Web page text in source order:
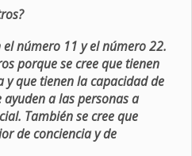
número 11 y el número 22.
porque se cree que tienen
que tienen la capacidad de
a las personas a
También se cree que
de conciencia y de